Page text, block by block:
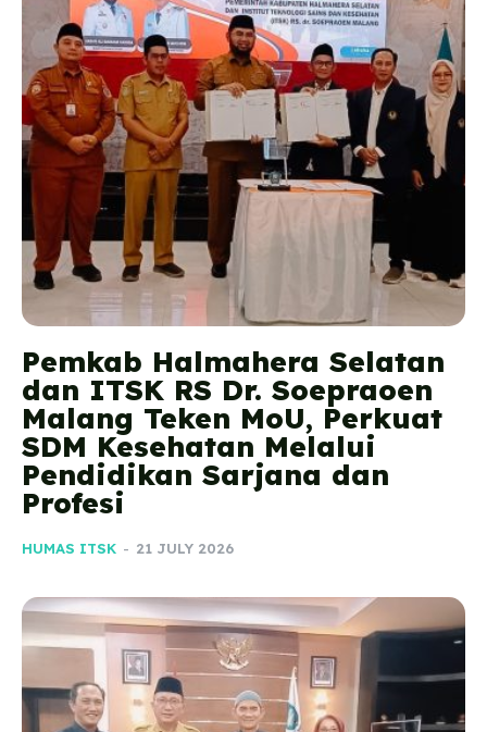
Pemkab Halmahera Selatan
dan ITSK RS Dr. Soepraoen
Malang Teken MoU, Perkuat
SDM Kesehatan Melalui
Pendidikan Sarjana dan
Profesi
HUMAS ITSK - 21 JULY 2026